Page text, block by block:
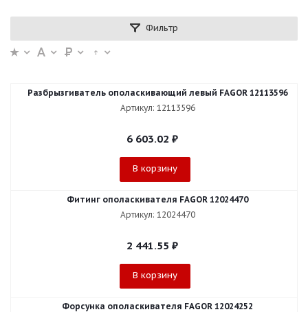
Фильтр
Разбрызгиватель ополаскивающий левый FAGOR 12113596
Артикул: 12113596
6 603.02 ₽
В корзину
Фитинг ополаскивателя FAGOR 12024470
Артикул: 12024470
2 441.55 ₽
В корзину
Форсунка ополаскивателя FAGOR 12024252